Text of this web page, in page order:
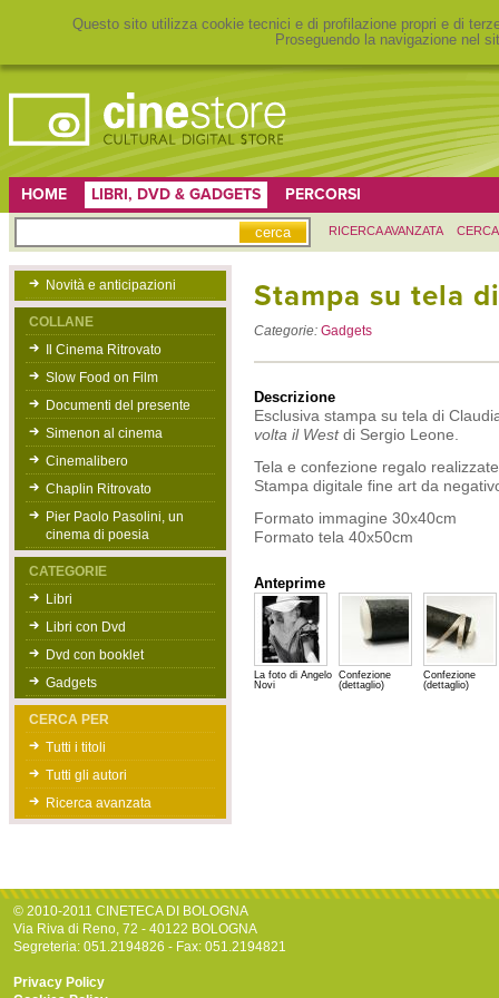
Questo sito utilizza cookie tecnici e di profilazione propri e di
Proseguendo la navigazione nel
HOME LIBRI, DVD & GADGETS PERCORSI
RICERCA AVANZATA
Novità e anticipazioni
COLLANE
Il Cinema Ritrovato
Slow Food on Film
Documenti del presente
Simenon al cinema
Cinemalibero
Chaplin Ritrovato
Pier Paolo Pasolini, un
cinema di poesia
CATEGORIE
Libri
Libri con Dvd
Dvd con booklet
Gadgets
CERCA PER
Tutti i titoli
Tutti gli autori
Ricerca avanzata
Stampa su tela
Categorie: Gadgets
Descrizione
Esclusiva stampa su tela di
volta il West di Sergio Leone.
Tela e confezione regalo
Stampa digitale fine art da
Formato immagine 30x40cm
Formato tela 40x50cm
Anteprime
La foto di Angelo
Novi
Confezione
(dettaglio)
Confezione
(dettaglio)
© 2010-2011 CINETECA DI BOLOGNA
Via Riva di Reno, 72 - 40122 BOLOGNA
Segreteria: 051.2194826 - Fax: 051.2194821
Privacy Policy